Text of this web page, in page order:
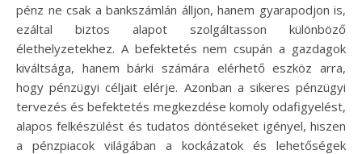
pénz ne csak a bankszámlán álljon, hanem gyarapodjon is,
ezáltal biztos alapot szolgáltasson különböző
élethelyzetekhez. A befektetés nem csupán a gazdagok
kiváltsága, hanem bárki számára elérhető eszköz arra,
hogy pénzügyi céljait elérje. Azonban a sikeres pénzügyi
tervezés és befektetés megkezdése komoly odafigyelést,
alapos felkészülést és tudatos döntéseket igényel, hiszen
a pénzpiacok világában a kockázatok és lehetőségek